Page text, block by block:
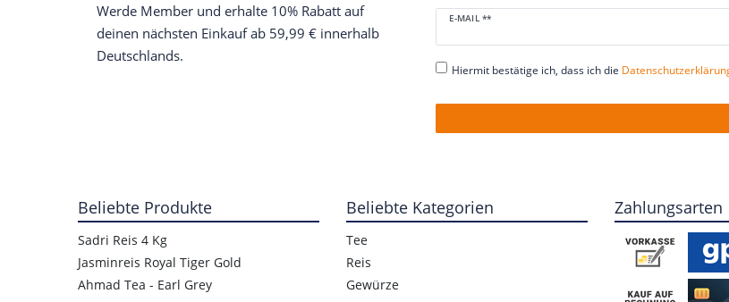
Werde Member und erhalte 10% Rabatt auf
deinen nächsten Einkauf ab 59,99 € innerhalb
Deutschlands.
E-MAIL **
Newsletter
Honig
Hiermit bestätige ich, dass ich die
Beliebte Produkte
Sadri Reis 4 Kg
Jasminreis Royal Tiger Gold
Ahmad Tea - Earl Grey
Beliebte Kategorien
Tee
Reis
Gewürze
Zahlungsarten